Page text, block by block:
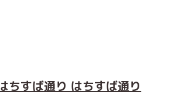
ちすば通り はちすば通り